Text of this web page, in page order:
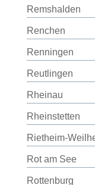
Remshalden
Renchen
Renningen
Reutlingen
Rheinau
Rheinstetten
Rietheim-
Rot am See
Rottenburg